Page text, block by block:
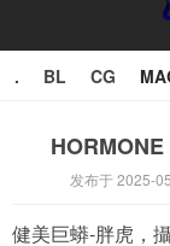
. BL CG
发布于 2025-
健美巨蟒-胖虎，